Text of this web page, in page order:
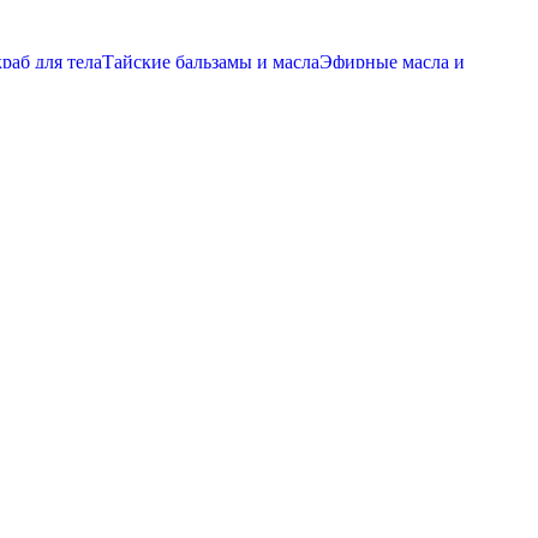
для телаТайские бальзамы и маслаЭфирные масла и